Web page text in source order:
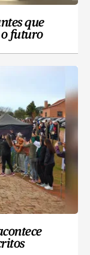
que
futuro